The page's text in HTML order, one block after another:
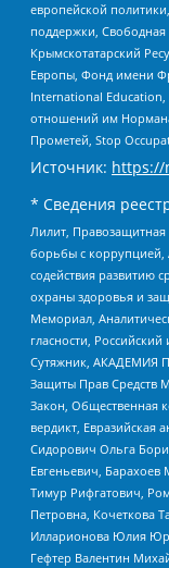
европейской
поддержки,
Крымскотатарский
Европы, Фонд имени
International
отношений им
Прометей, Stop
Источник: https://
* Сведения
Лилит,
борьбы с коррупцией,
содействия развитию
охраны здоровья и
Мемориал,
гласности,
Сутяжник, АКАДЕМИЯ
Защиты Прав Средств
Закон, Общественная
вердикт,
Сидорович Ольга
Евгеньевич,
Тимур Рифгатович,
Петровна, Кочеткова
Илларионова Юлия
Гефтер Валентин